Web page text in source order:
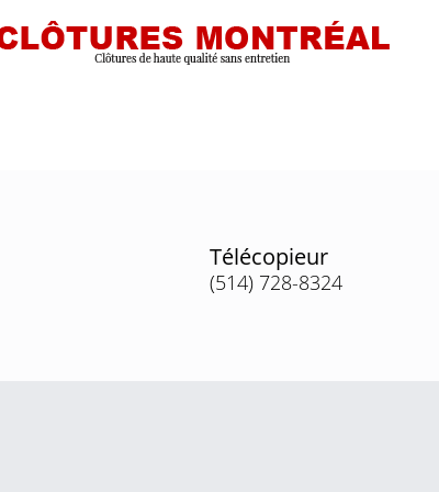
Télécopieur
(514) 728-8324